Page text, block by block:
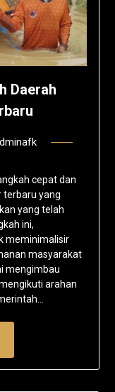
Daerah
cepat dan
terbaru yang
yang telah
ini,
meminimalisir
masyarakat
mengimbau
arahan